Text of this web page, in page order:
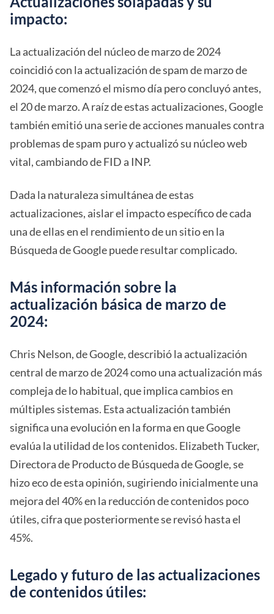
impacto:
La actualización del núcleo de marzo de 2024
coincidió con la actualización de spam de marzo de
2024, que comenzó el mismo día pero concluyó antes,
el 20 de marzo. A raíz de estas actualizaciones, Google
también emitió una serie de acciones manuales contra
problemas de spam puro y actualizó su núcleo web
vital, cambiando de FID a INP.
Dada la naturaleza simultánea de estas
actualizaciones, aislar el impacto específico de cada
una de ellas en el rendimiento de un sitio en la
Búsqueda de Google puede resultar complicado.
Más información sobre la
actualización básica de marzo de
2024:
Chris Nelson, de Google, describió la actualización
central de marzo de 2024 como una actualización más
compleja de lo habitual, que implica cambios en
múltiples sistemas. Esta actualización también
significa una evolución en la forma en que Google
evalúa la utilidad de los contenidos. Elizabeth Tucker,
Directora de Producto de Búsqueda de Google, se
hizo eco de esta opinión, sugiriendo inicialmente una
mejora del 40% en la reducción de contenidos poco
útiles, cifra que posteriormente se revisó hasta el
45%.
Legado y futuro de las actualizaciones
de contenidos útiles: